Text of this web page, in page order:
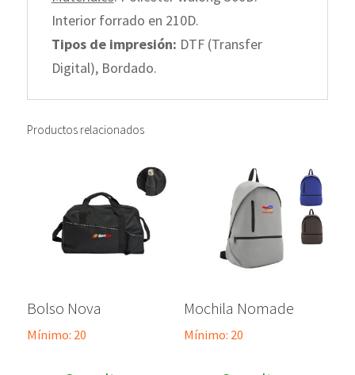
Interior forrado en 210D.
Tipos de impresión: DTF (Transfer
Digital), Bordado.
Productos relacionados
Bolso Nova
Mínimo: 20
Mochila Nomade
Mínimo: 20